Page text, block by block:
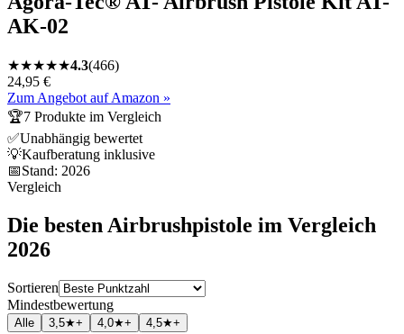
AK-02
★★★★★4.3(466)
24,95 €
Zum Angebot auf Amazon »
🏆7 Produkte im Vergleich
✅Unabhängig bewertet
💡Kaufberatung inklusive
📅Stand: 2026
Vergleich
Die besten Airbrushpistole im Vergleich
2026
Sortieren
Mindestbewertung
Alle 3,5★+ 4,0★+ 4,5★+